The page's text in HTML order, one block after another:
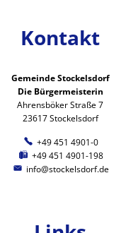
Kontakt
Gemeinde Stockelsdorf
Die Bürgermeisterin
Ahrensböker Straße 7
23617 Stockelsdorf
+49 451 4901-0
+49 451 4901-198
info@stockelsdorf.de